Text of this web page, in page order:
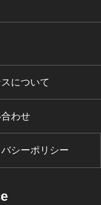
について
わせ
シーポリシー